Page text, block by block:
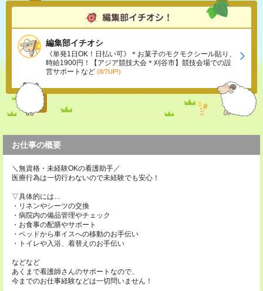
編集部イチオシ
《単発1日OK！日払い可》＊お菓子のモクモクシール貼り、
時給1900円！【アジア競技大会＊刈谷市】競技会場での設
営サポートなど (8/7UP!)
お仕事の概要
＼無資格・未経験OKの看護助手／
医療行為は一切行わないので未経験でも安心！
▽具体的には…
・リネンやシーツの交換
・病院内の備品管理やチェック
・お食事の配膳やサポート
・ベッドから車イスへの移動のお手伝い
・トイレや入浴、着替えのお手伝い
などなど
あくまで看護師さんのサポートなので、
今までのお仕事経験などは一切問いません！